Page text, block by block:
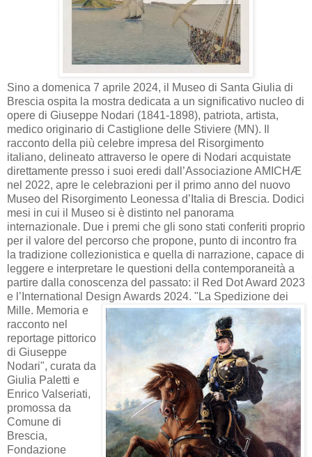
Sino a domenica 7 aprile 2024, il Museo di Santa Giulia di
Brescia ospita la mostra dedicata a un significativo nucleo di
opere di Giuseppe Nodari (1841-1898), patriota, artista,
medico originario di Castiglione delle Stiviere (MN). Il
racconto della più celebre impresa del Risorgimento
italiano, delineato attraverso le opere di Nodari acquistate
direttamente presso i suoi eredi dall’Associazione AMICHÆ
nel 2022, apre le celebrazioni per il primo anno del nuovo
Museo del Risorgimento Leonessa d’Italia di Brescia. Dodici
mesi in cui il Museo si è distinto nel panorama
internazionale. Due i premi che gli sono stati conferiti proprio
per il valore del percorso che propone, punto di incontro fra
la tradizione collezionistica e quella di narrazione, capace di
leggere e interpretare le questioni della contemporaneità a
partire dalla conoscenza del passato: il Red Dot Award 2023
e l’International Design Awards 2024. "La Spedizione dei
Mille. Memoria e
racconto nel
reportage pittorico
di Giuseppe
Nodari", curata da
Giulia Paletti e
Enrico Valseriati,
promossa da
Comune di
Brescia,
Fondazione